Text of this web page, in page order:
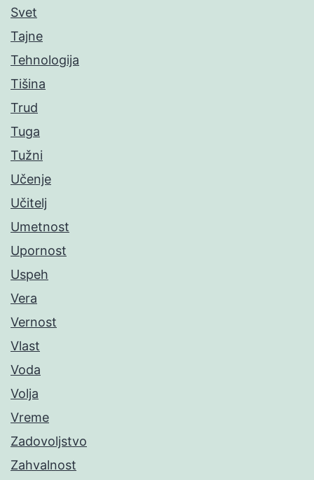
Svet
Tajne
Tehnologija
Tišina
Trud
Tuga
Tužni
Učenje
Učitelj
Umetnost
Upornost
Uspeh
Vera
Vernost
Vlast
Voda
Volja
Vreme
Zadovoljstvo
Zahvalnost